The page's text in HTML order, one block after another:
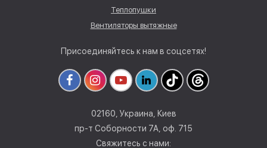
Теплопушки
Вентиляторы вытяжные
Присоединяйтесь к нам в соцсетях!
02160, Украина, Киев
пр-т Соборности 7А, оф. 715
Свяжитесь с нами: